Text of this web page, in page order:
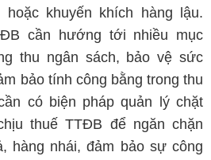
khuyến khích hàng lậu.
cần hướng tới nhiều mục
thu ngân sách, bảo vệ sức
bảo tính công bằng trong thu
có biện pháp quản lý chặt
thuế TTĐB để ngăn chặn
hàng nhái, đảm bảo sự công